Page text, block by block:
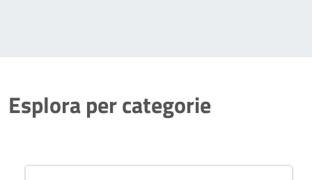
Esplora per categorie